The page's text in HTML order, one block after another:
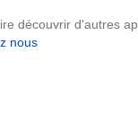
découvrir d'autres
nous